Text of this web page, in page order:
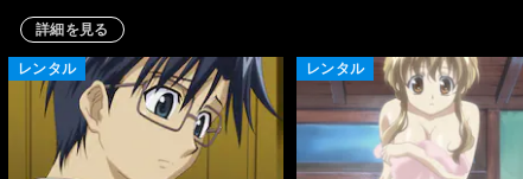
詳細を見る
レンタル レンタル